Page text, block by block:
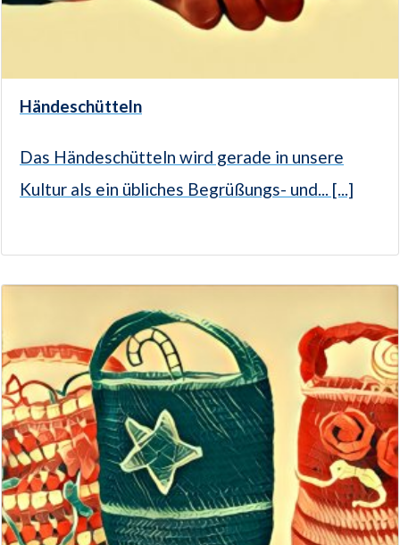
Händeschütteln
Das Händeschütteln wird gerade in unsere
Kultur als ein übliches Begrüßungs- und... [...]